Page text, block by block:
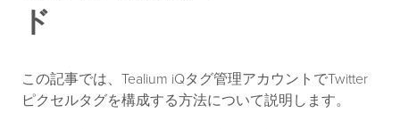
ド
この記事では、Tealium iQタグ管理アカウントでTwitter
ピクセルタグを構成する方法について説明します。